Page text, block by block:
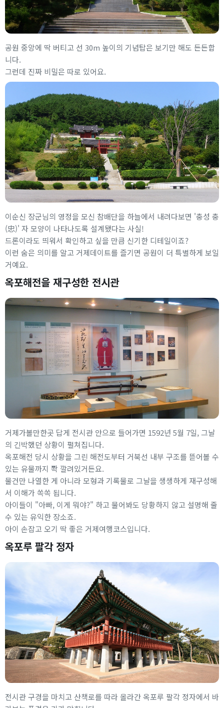
공원 중앙에 딱 버티고 선 30m 높이의 기념탑은 보기만 해도 든든합
니다.
그런데 진짜 비밀은 따로 있어요.
이순신 장군님의 영정을 모신 참배단을 하늘에서 내려다보면 '충성 충
(忠)' 자 모양이 나타나도록 설계됐다는 사실!
드론이라도 띄워서 확인하고 싶을 만큼 신기한 디테일이죠?
이런 숨은 의미를 알고 거제데이트를 즐기면 공원이 더 특별하게 보일
거예요.
옥포해전을 재구성한 전시관
거제가볼만한곳 답게 전시관 안으로 들어가면 1592년 5월 7일, 그날
의 긴박했던 상황이 펼쳐집니다.
옥포해전 당시 상황을 그린 해전도부터 거북선 내부 구조를 뜯어볼 수
있는 유물까지 쫙 깔려있거든요.
물건만 나열한 게 아니라 모형과 기록물로 그날을 생생하게 재구성해
서 이해가 쏙쏙 됩니다.
아이들이 "아빠, 이게 뭐야?" 하고 물어봐도 당황하지 않고 설명해 줄
수 있는 유익한 장소죠.
아이 손잡고 오기 딱 좋은 거제여행코스입니다.
옥포루 팔각 정자
전시관 구경을 마치고 산책로를 따라 올라간 옥포루 팔각 정자에서 바